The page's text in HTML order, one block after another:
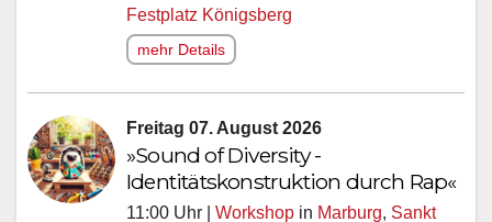
Festplatz Königsberg
mehr Details
Freitag 07. August 2026
»Sound of Diversity -
Identitätskonstruktion durch Rap«
11:00 Uhr | Workshop in Marburg, Sankt